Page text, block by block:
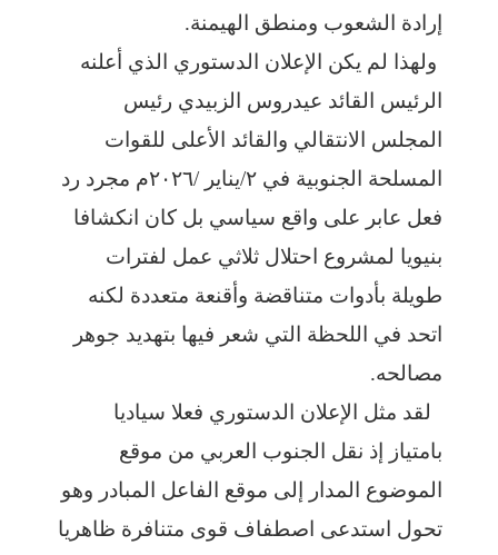
إرادة الشعوب ومنطق الهيمنة.
ولهذا لم يكن الإعلان الدستوري الذي أعلنه
الرئيس القائد عيدروس الزبيدي رئيس
المجلس الانتقالي والقائد الأعلى للقوات
المسلحة الجنوبية في ٢/يناير /٢٠٢٦م مجرد رد
فعل عابر على واقع سياسي بل كان انكشافا
بنيويا لمشروع احتلال ثلاثي عمل لفترات
طويلة بأدوات متناقضة وأقنعة متعددة لكنه
اتحد في اللحظة التي شعر فيها بتهديد جوهر
مصالحه.
لقد مثل الإعلان الدستوري فعلا سياديا
بامتياز إذ نقل الجنوب العربي من موقع
الموضوع المدار إلى موقع الفاعل المبادر وهو
تحول استدعى اصطفاف قوى متنافرة ظاهريا